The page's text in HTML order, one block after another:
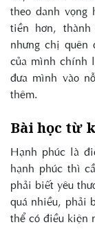
theo danh vọng
tiền hơn,
nhưng chị quên
của mình chính
đưa mình vào
thêm.
Bài học từ
Hạnh phúc là
hạnh phúc thì
phải biết yêu
quá nhiều, phải
thể có điều kiện